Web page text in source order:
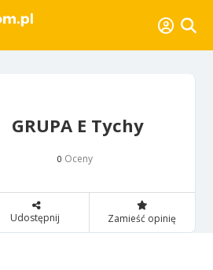
GRUPA E Tychy
0 Oceny
Udostępnij Zamieść opinię